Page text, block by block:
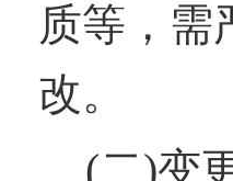
质等，需
改。
(二)变